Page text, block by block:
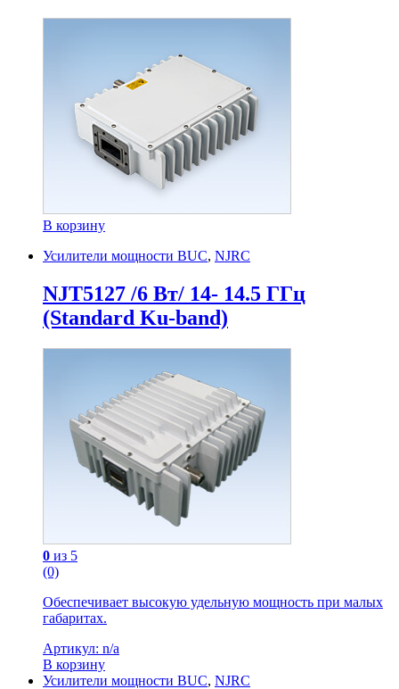
В корзину
Усилители мощности BUC, NJRC
NJT5127 /6 Вт/ 14- 14.5 ГГц
(Standard Ku-band)
0 из 5
(0)
Обеспечивает высокую удельную мощность при малых
габаритах.
Артикул: n/a
В корзину
Усилители мощности BUC, NJRC